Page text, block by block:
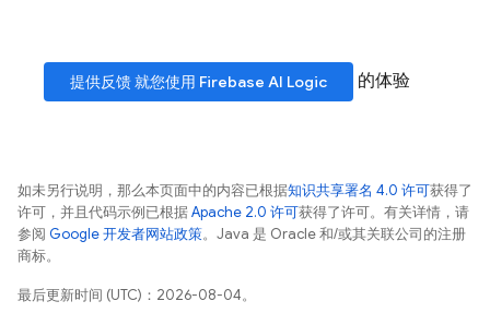
提供反馈 就您使用 Firebase AI Logic 的体验
如未另行说明，那么本页面中的内容已根据知识共享署名 4.0 许可获得了
许可，并且代码示例已根据Apache 2.0 许可获得了许可。有关详情，请
参阅 Google 开发者网站政策。Java 是 Oracle 和/或其关联公司的注册
商标。
最后更新时间 (UTC)：2026-08-04。